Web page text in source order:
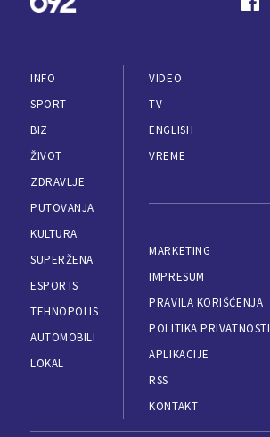
INFO
SPORT
BIZ
ŽIVOT
ZDRAVLJE
PUTOVANJA
KULTURA
SUPERŽENA
ESPORTS
TEHNOPOLIS
AUTOMOBILI
LOKAL
VIDEO
TV
ENGLISH
VREME
MARKETING
IMPRESUM
PRAVILA KORIŠĆENJA
POLITIKA PRIVATNOSTI
APLIKACIJE
RSS
KONTAKT